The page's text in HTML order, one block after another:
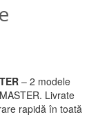
– 2 modele
Livrate
rapidă în toată